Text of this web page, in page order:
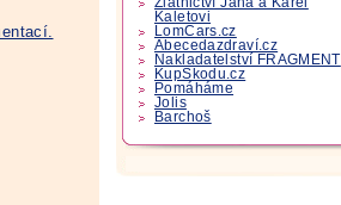
Kaletovi
LomCars.cz
Abecedazdraví.cz
Nakladatelství FRAGMENT
KupSkodu.cz
Pomáháme
Jolis
Barchoš